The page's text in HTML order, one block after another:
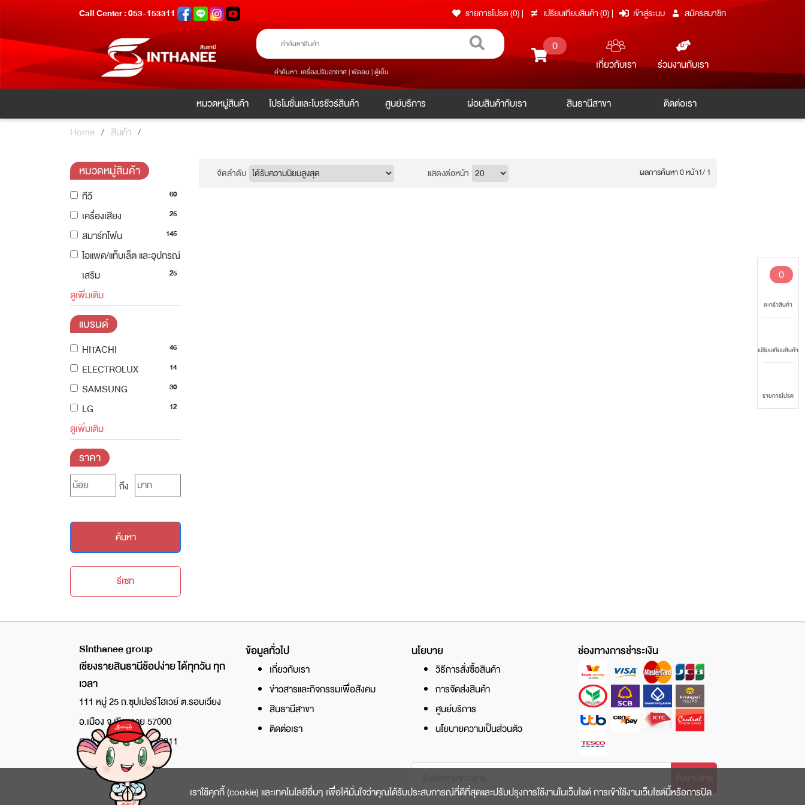
Call Center : 053-153311 รายการโปรด (0) | เปรียบเทียบสินค้า (0) | เข้าสู่ระบบ สมัครสมาชิก
คำค้นหา: เครื่องปรับอากาศ | พัดลม | ตู้เย็น
0
เกี่ยวกับเรา ร่วมงานกับเรา
หมวดหมู่สินค้า โปรโมชั่นและโบรชัวร์สินค้า ศูนย์บริการ ผ่อนสินค้ากับเรา สินธานีสาขา ติดต่อเรา
0
ตะกร้าสินค้า
เปรียบเทียบสินค้า
รายการโปรด
Home สินค้า
หมวดหมู่สินค้า
ทีวี 60
เครื่องเสียง 25
สมาร์ทโฟน 145
ไอแพด/แท็บเล็ต และอุปกรณ์
เสริม
25
ดูเพิ่มเติม
แบรนด์
HITACHI 46
ELECTROLUX 14
SAMSUNG 30
LG 12
ดูเพิ่มเติม
ราคา
ถึง
ค้นหา
รีเซท
จัดลำดับ แสดงต่อหน้า ผลการค้นหา 0 หน้า1/ 1
Sinthanee group
เชียงรายสินธานีช้อปง่าย ได้ทุกวัน ทุก
เวลา
111 หมู่ 25 ถ.ซุปเปอร์ไฮเวย์ ต.รอบเวียง
อ.เมือง จ.เชียงราย 57000
Call Center : 053-153311
ข้อมูลทั่วไป
เกี่ยวกับเรา
ข่าวสารและกิจกรรมเพื่อสังคม
สินธานีสาขา
ติดต่อเรา
นโยบาย
วิธีการสั่งซื้อสินค้า
การจัดส่งสินค้า
ศูนย์บริการ
นโยบายความเป็นส่วนตัว
ช่องทางการชำระเงิน
เราใช้คุกกี้ (cookie) และเทคโนโลยีอื่นๆ เพื่อให้มั่นใจว่าคุณได้รับประสบการณ์ที่ดีที่สุดและปรับปรุงการใช้งานในเว็บไซต์ การเข้าใช้งานเว็บไซต์นี้หรือการปิด